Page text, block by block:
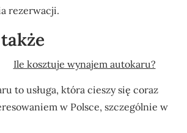
rezerwacji.
Ile kosztuje wynajem autokaru?
to usługa, która cieszy się coraz
w Polsce, szczególnie w